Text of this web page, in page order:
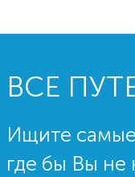
ВСЕ
Ищите
где бы Вы не